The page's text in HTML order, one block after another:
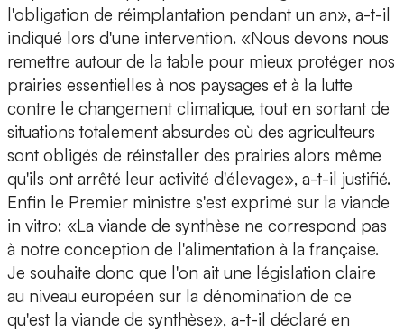
l'obligation de réimplantation pendant un an», a-t-il
indiqué lors d'une intervention. «Nous devons nous
remettre autour de la table pour mieux protéger nos
prairies essentielles à nos paysages et à la lutte
contre le changement climatique, tout en sortant de
situations totalement absurdes où des agriculteurs
sont obligés de réinstaller des prairies alors même
qu'ils ont arrêté leur activité d'élevage», a-t-il justifié.
Enfin le Premier ministre s'est exprimé sur la viande
in vitro: «La viande de synthèse ne correspond pas
à notre conception de l'alimentation à la française.
Je souhaite donc que l'on ait une législation claire
au niveau européen sur la dénomination de ce
qu'est la viande de synthèse», a-t-il déclaré en